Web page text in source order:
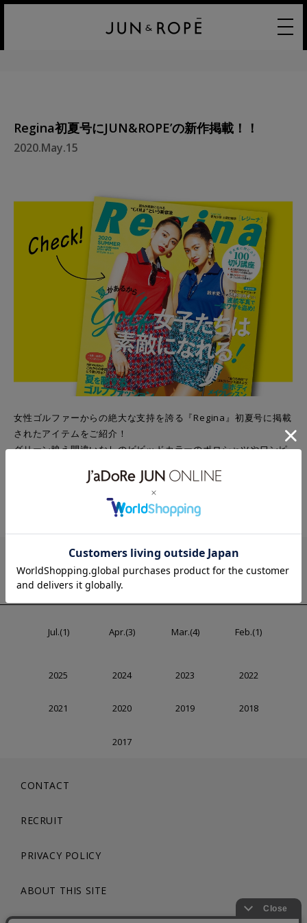
Regina初夏号にJUN&ROPE’の新作掲載！！
2020.May.15
女性ゴルファーからの絶大な支持を誇る『Regina』初夏号に掲載
されたアイテムをご紹介！
グリーン映え間違いなしのビビッドカラーのポロシャツやワンピ
ぜひチェックしてみてください♪
NEWS
Jul.(1) Apr.(3) Mar.(4) Feb.(1)
2025 2024 2023 2022
2021 2020 2019 2018
2017
CONTACT
RECRUIT
PRIVACY POLICY
ABOUT THIS SITE